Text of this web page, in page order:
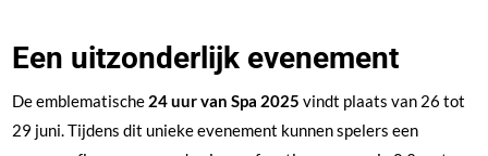
Een uitzonderlijk evenement
De emblematische 24 uur van Spa 2025 vindt plaats van 26 tot
29 juni. Tijdens dit unieke evenement kunnen spelers een